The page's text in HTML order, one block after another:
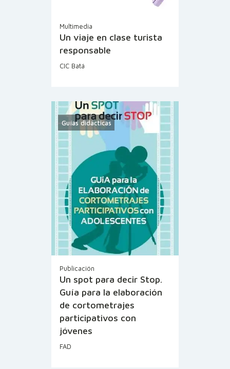
Multimedia
Un viaje en clase turista
responsable
CIC Batá
Guías didácticas
Publicación
Un spot para decir Stop.
Guía para la elaboración
de cortometrajes
participativos con
jóvenes
FAD